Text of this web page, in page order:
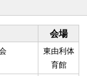
会場
東由利体
育館